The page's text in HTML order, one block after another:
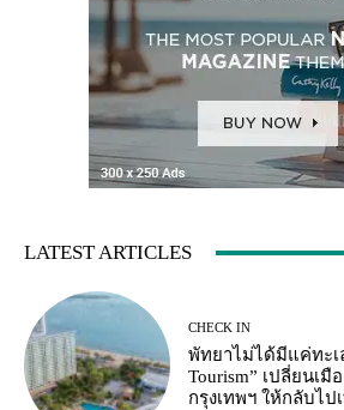
LATEST ARTICLES
CHECK IN
พัทยาไม่ได้มีแค่ทะเ
Tourism” เปลี่ยนเมื
กรุงเทพฯ ให้กลับไป